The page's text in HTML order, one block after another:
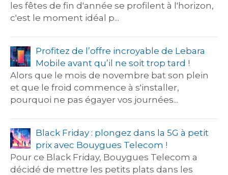
les fêtes de fin d'année se profilent à l'horizon,
c'est le moment idéal p...
Profitez de l’offre incroyable de Lebara
Mobile avant qu’il ne soit trop tard !
Alors que le mois de novembre bat son plein
et que le froid commence à s'installer,
pourquoi ne pas égayer vos journées...
Black Friday : plongez dans la 5G à petit
prix avec Bouygues Telecom !
Pour ce Black Friday, Bouygues Telecom a
décidé de mettre les petits plats dans les